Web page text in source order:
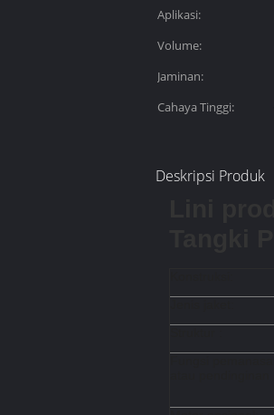
Aplikasi:
Volume:
Jaminan:
Cahaya Tinggi:
Deskripsi Produk